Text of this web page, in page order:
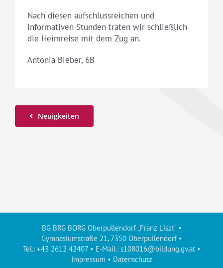
Nach diesen aufschlussreichen und
informativen Stunden traten wir schließlich
die Heimreise mit dem Zug an.
Antonia Bieber, 6B
Neuigkeiten
BG BRG BORG Oberpullendorf „Franz Liszt“ •
Gymnasiumstraße 21, 7350 Oberpullendorf •
Tel.: +43 2612 42407 • E-Mail.: s108016@bildung.gv.at•
Impressum• Datenschutz